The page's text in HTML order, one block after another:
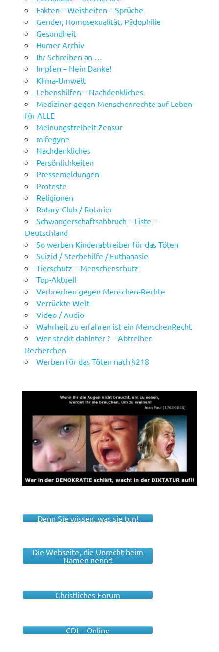
Fakten – Weisheiten – Sprüche
Gender, Homosexualität, Pädophilie
Gesundheit
Humer-Archiv
Ihr Schreiben an …
Impfen – Nein Danke!
Klima-Umwelt
Lebenshilfen – Nachdenkliches
Mediziner gegen Menschenrechte auf Leben
für ALLE
Meinungsfreiheit-Zensur
mifegyne
Nachdenkliches
Persönlichkeiten
Pressemeldungen
Proteste
Religionen
Rotary-Club / Rotarier
Schwangerschaftsabbruch – Liste –
Deutschland
So werben Kinderabtreiber für das Töten
Suizid / Sterbehilfe / Euthanasie
Tierschutz – Menschenschutz
Top-Aktuell
Verbrechen gegen Menschen-Rechte
Verrückte Welt
Video / Audio
Wahrheit zu erfahren ist ein MenschenRecht
Wer steckt dahinter ? – Abtreiber-
Recherchen
Werben für das Töten nach §218
Denn Sie wissen, was sie tun!
Die Webseite, die Unrecht beim
Namen nennt!
Christliches Forum
CDL - Online